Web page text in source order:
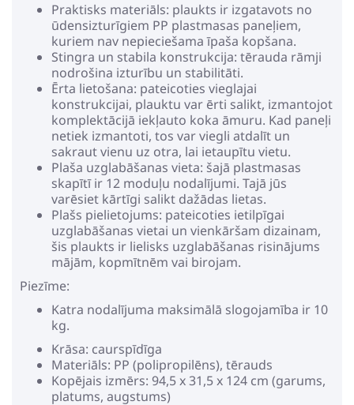
Praktisks materiāls: plaukts ir izgatavots no
ūdensizturīgiem PP plastmasas paneļiem,
kuriem nav nepieciešama īpaša kopšana.
Stingra un stabila konstrukcija: tērauda rāmji
nodrošina izturību un stabilitāti.
Ērta lietošana: pateicoties vieglajai
konstrukcijai, plauktu var ērti salikt, izmantojot
komplektācijā iekļauto koka āmuru. Kad paneļi
netiek izmantoti, tos var viegli atdalīt un
sakraut vienu uz otra, lai ietaupītu vietu.
Plaša uzglabāšanas vieta: šajā plastmasas
skapītī ir 12 moduļu nodalījumi. Tajā jūs
varēsiet kārtīgi salikt dažādas lietas.
Plašs pielietojums: pateicoties ietilpīgai
uzglabāšanas vietai un vienkāršam dizainam,
šis plaukts ir lielisks uzglabāšanas risinājums
mājām, kopmītnēm vai birojam.
Piezīme:
Katra nodalījuma maksimālā slogojamība ir 10
kg.
Krāsa: caurspīdīga
Materiāls: PP (polipropilēns), tērauds
Kopējais izmērs: 94,5 x 31,5 x 124 cm (garums,
platums, augstums)